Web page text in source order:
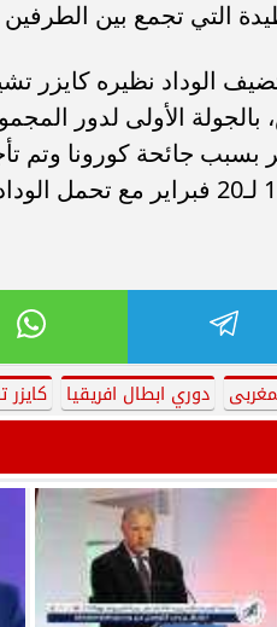
التي تجمع بين الطرفين
الوداد نظيره كايزر
الأولى لدور
بسبب جائحة كورونا وتم
دوري ابطال افريقيا